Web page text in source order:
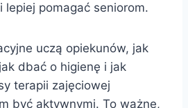
lepiej pomagać seniorom.
uczą opiekunów, jak
dbać o higienę i jak
terapii zajęciowej
być aktywnymi. To ważne,